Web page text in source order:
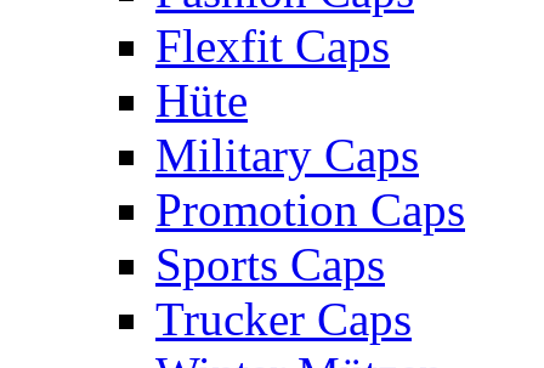
Flexfit Caps
Hüte
Military Caps
Promotion Caps
Sports Caps
Trucker Caps